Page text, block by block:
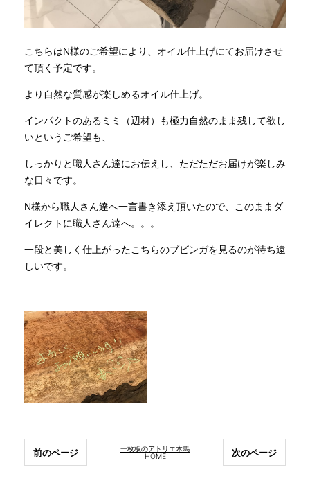
こちらはN様のご希望により、オイル仕上げにてお届けさせ
て頂く予定です。
より自然な質感が楽しめるオイル仕上げ。
インパクトのあるミミ（辺材）も極力自然のまま残して欲し
いというご希望も、
しっかりと職人さん達にお伝えし、ただただお届けが楽しみ
な日々です。
N様から職人さん達へ一言書き添え頂いたので、このままダ
イレクトに職人さん達へ。。。
一段と美しく仕上がったこちらのブビンガを見るのが待ち遠
しいです。
一枚板のアトリエ木馬
HOME
前のページ 次のページ